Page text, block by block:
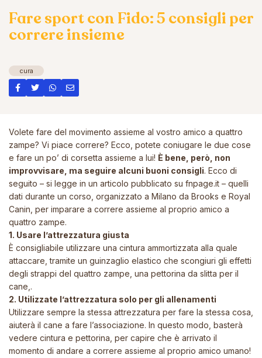
Fare sport con Fido: 5 consigli per
correre insieme
cura
Volete fare del movimento assieme al vostro amico a quattro
zampe? Vi piace correre? Ecco, potete coniugare le due cose
e fare un po’ di corsetta assieme a lui! È bene, però, non
improvvisare, ma seguire alcuni buoni consigli. Ecco di
seguito – si legge in un articolo pubblicato su fnpage.it – quelli
dati durante un corso, organizzato a Milano da Brooks e Royal
Canin, per imparare a correre assieme al proprio amico a
quattro zampe.
1. Usare l’attrezzatura giusta
È consigliabile utilizzare una cintura ammortizzata alla quale
attaccare, tramite un guinzaglio elastico che scongiuri gli effetti
degli strappi del quattro zampe, una pettorina da slitta per il
cane,.
2. Utilizzate l’attrezzatura solo per gli allenamenti
Utilizzare sempre la stessa attrezzatura per fare la stessa cosa,
aiuterà il cane a fare l’associazione. In questo modo, basterà
vedere cintura e pettorina, per capire che è arrivato il
momento di andare a correre assieme al proprio amico umano!